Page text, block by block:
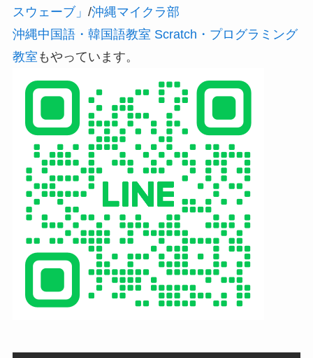
スウェーブ」 /沖縄マイクラ部
沖縄中国語・韓国語教室 Scratch・プログラミング
教室 もやっています。